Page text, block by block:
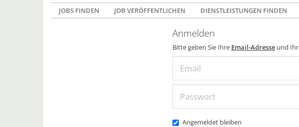
JOBS FINDEN JOB VERÖFFENTLICHEN DIENSTLEISTUNGEN FINDEN
Anmelden
Bitte geben Sie Ihre Email-Adresseund Ihr
Angemeldet bleiben